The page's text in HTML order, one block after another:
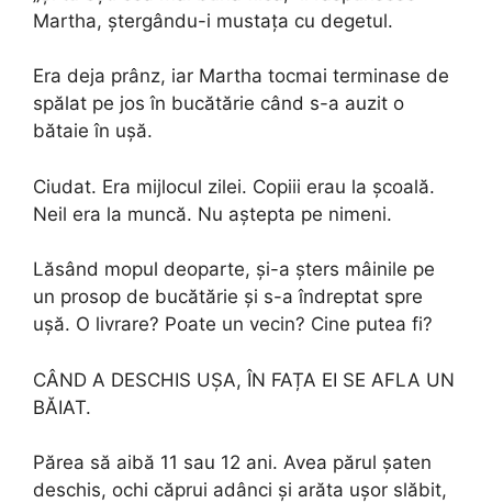
Martha, ștergându-i mustața cu degetul.
Era deja prânz, iar Martha tocmai terminase de
spălat pe jos în bucătărie când s-a auzit o
bătaie în ușă.
Ciudat. Era mijlocul zilei. Copiii erau la școală.
Neil era la muncă. Nu aștepta pe nimeni.
Lăsând mopul deoparte, și-a șters mâinile pe
un prosop de bucătărie și s-a îndreptat spre
ușă. O livrare? Poate un vecin? Cine putea fi?
CÂND A DESCHIS UȘA, ÎN FAȚA EI SE AFLA UN
BĂIAT.
Părea să aibă 11 sau 12 ani. Avea părul șaten
deschis, ochi căprui adânci și arăta ușor slăbit,